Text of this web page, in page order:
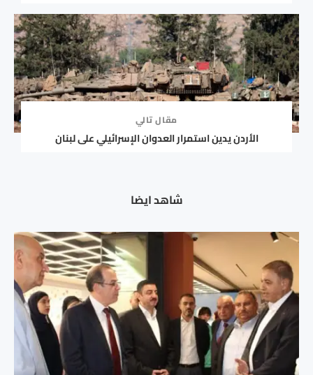
مقال تالي
الأردن يدين استمرار العدوان الإسرائيلي على لبنان
شاهد ايضا